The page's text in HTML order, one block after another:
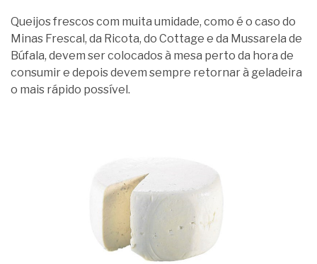
Queijos frescos com muita umidade, como é o caso do
Minas Frescal, da Ricota, do Cottage e da Mussarela de
Búfala, devem ser colocados à mesa perto da hora de
consumir e depois devem sempre retornar à geladeira
o mais rápido possível.